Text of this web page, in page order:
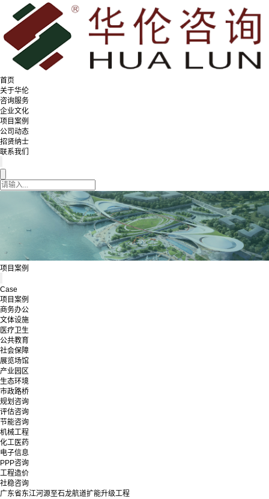
首页
关于华伦
咨询服务
企业文化
项目案例
公司动态
招贤纳士
联系我们
项目案例
Case
项目案例
商务办公
文体设施
医疗卫生
公共教育
社会保障
展览场馆
产业园区
生态环境
市政路桥
规划咨询
评估咨询
节能咨询
机械工程
化工医药
电子信息
PPP咨询
工程造价
社稳咨询
广东省东江河源至石龙航道扩能升级工程